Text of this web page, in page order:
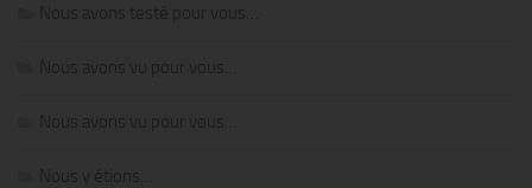
Nous avons testé pour vous…
Nous avons vu pour vous…
Nous avons vu pour vous…
Nous y étions…